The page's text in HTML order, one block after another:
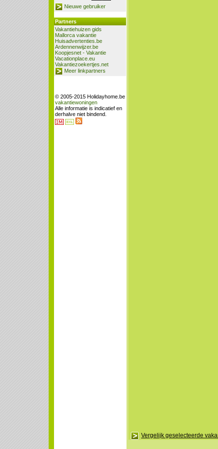
Nieuwe gebruiker
Partners
Vakantiehuizen gids
Mallorca vakantie
Huisadvertenties.be
Ardennenwijzer.be
Koopjesnet - Vakantie
Vacationplace.eu
Vakantiezoekertjes.net
Meer linkpartners
© 2005-2015 Holidayhome.be
vakantiewoningen
Alle informatie is indicatief en
derhalve niet bindend.
Vergelijk geselecteerde